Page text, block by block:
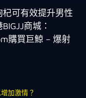
可有效提升男性
商城：
購買巨鯨 – 爆射
加激情？